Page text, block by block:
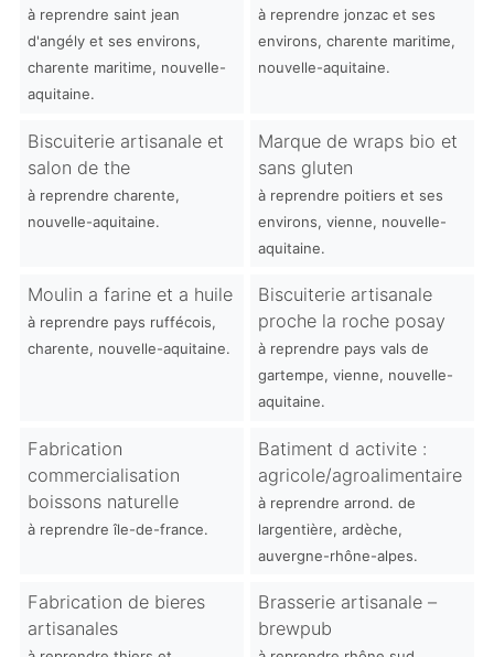
à reprendre saint jean
d'angély et ses environs,
charente maritime, nouvelle-
aquitaine.
à reprendre jonzac et ses
environs, charente maritime,
nouvelle-aquitaine.
Biscuiterie artisanale et
salon de the
à reprendre charente,
nouvelle-aquitaine.
Marque de wraps bio et
sans gluten
à reprendre poitiers et ses
environs, vienne, nouvelle-
aquitaine.
Moulin a farine et a huile
à reprendre pays ruffécois,
charente, nouvelle-aquitaine.
Biscuiterie artisanale
proche la roche posay
à reprendre pays vals de
gartempe, vienne, nouvelle-
aquitaine.
Fabrication
commercialisation
boissons naturelle
à reprendre île-de-france.
Batiment d activite :
agricole/agroalimentaire
à reprendre arrond. de
largentière, ardèche,
auvergne-rhône-alpes.
Fabrication de bieres
artisanales
Brasserie artisanale –
brewpub